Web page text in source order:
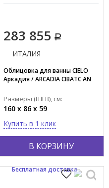
283 855
В КОРЗИНУ
ИТАЛИЯ
Облицовка для ванны CIELO
Аркадия / ARCADIA CIBATC AN
Размеры (ШГВ), см:
160 x 86 x 59
Купить в 1 клик
Бесплатная доставка